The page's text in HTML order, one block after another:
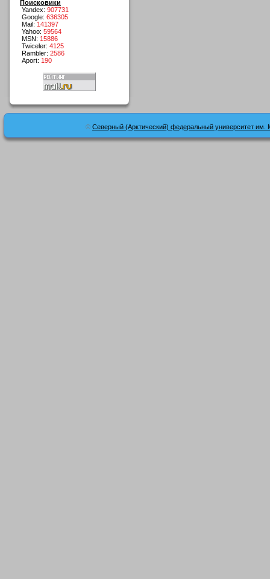
Поисковики
Yandex: 907731
Google: 636305
Mail: 141397
Yahoo: 59564
MSN: 15886
Twiceler: 4125
Rambler: 2586
Aport: 190
© Северный (Арктический) федеральный университет